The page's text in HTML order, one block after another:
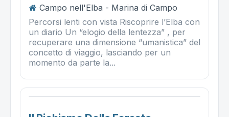
Campo nell'Elba - Marina di Campo
Percorsi lenti con vista Riscoprire l’Elba con
un diario Un “elogio della lentezza” , per
recuperare una dimensione “umanistica” del
concetto di viaggio, lasciando per un
momento da parte la...